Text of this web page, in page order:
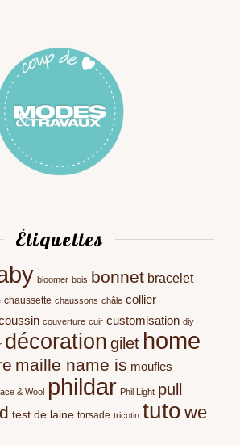
Étiquettes
bloomer bois bonnet bracelet
chaussette chaussons châle collier
couverture cuir customisation diy
décoration gilet home
maille name is moufles
& Wool phildar Phil Light pull
test de laine torsade tricotin tuto we